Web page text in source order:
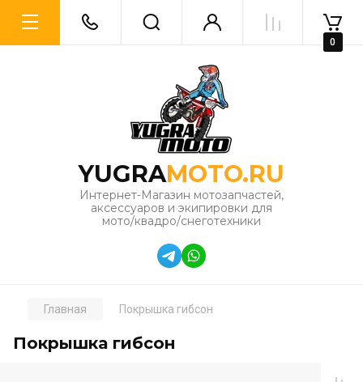
YUGRAMOTO.RU
Интернет-Магазин мотозапчастей,
аксессуаров и экипировки для
мото/квадро/снеготехники
0
Главная Покрышка гибсон
Покрышка гибсон